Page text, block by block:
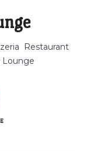
Restaurant
Lounge